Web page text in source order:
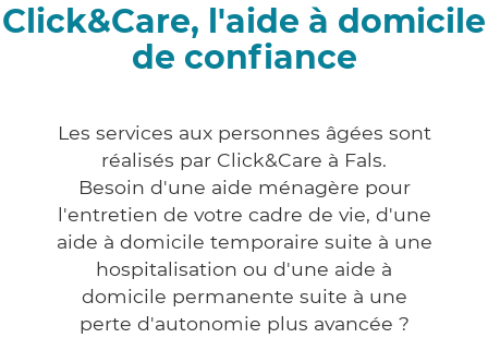
Click&Care, l'aide à domicile
de confiance
Les services aux personnes âgées sont
réalisés par Click&Care à Fals.
Besoin d'une aide ménagère pour
l'entretien de votre cadre de vie, d'une
aide à domicile temporaire suite à une
hospitalisation ou d'une aide à
domicile permanente suite à une
perte d'autonomie plus avancée ?